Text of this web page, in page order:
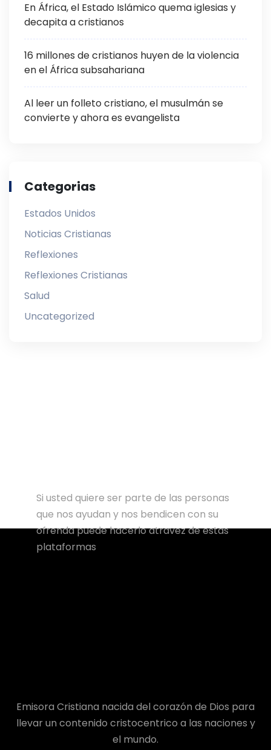
En África, el Estado Islámico quema iglesias y
decapita a cristianos
16 millones de cristianos huyen de la violencia
en el África subsahariana
Al leer un folleto cristiano, el musulmán se
convierte y ahora es evangelista
Categorias
Estados Unidos
Noticias Cristianas
Reflexiones
Reflexiones Cristianas
Salud
Uncategorized
Si usted quiere ser parte de las personas
que nos ayudan y nos bendicen con su
ofrenda puede hacerlo atravez de estas
plataformas
Emisora Cristiana nacida del corazón de Dios para
llevar un contenido cristocentrico a las naciones y
el mundo.